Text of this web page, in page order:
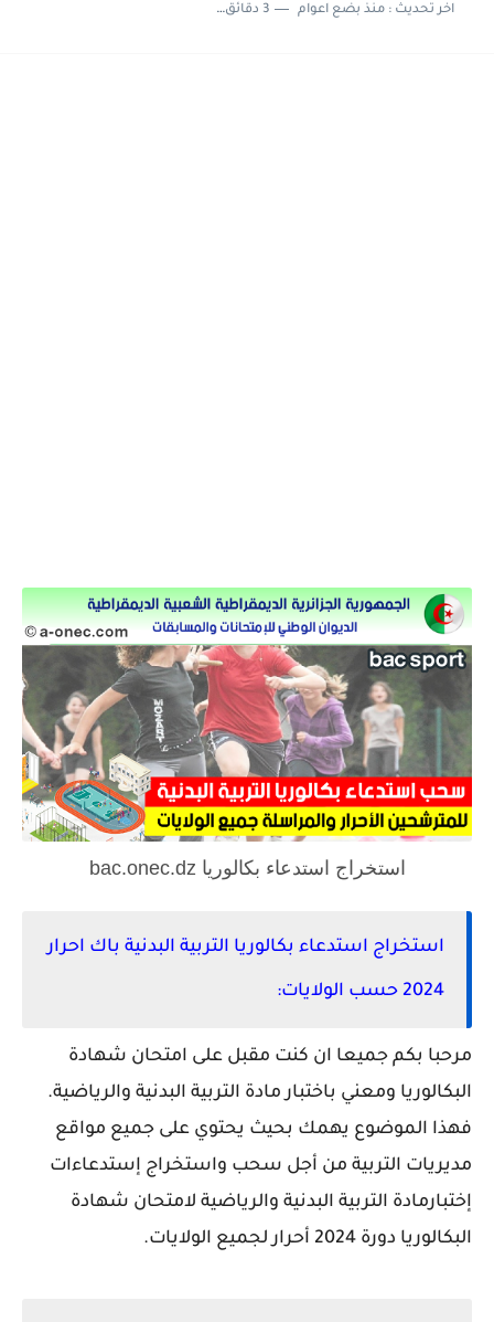
اخر تحديث :منذ بضع اعوام 3 دقائق للقراءة
استخراج استدعاء بكالوريا bac.onec.dz
استخراج استدعاء بكالوريا التربية البدنية باك احرار
2024 حسب الولايات:
مرحبا بكم جميعا ان كنت مقبل على امتحان شهادة
البكالوريا ومعني باختبار مادة التربية البدنية والرياضية.
فهذا الموضوع يهمك بحيث يحتوي على جميع مواقع
مديريات التربية من أجل سحب واستخراج إستدعاءات
إختبارمادة التربية البدنية والرياضية لامتحان شهادة
البكالوريا دورة 2024 أحرار لجميع الولايات.